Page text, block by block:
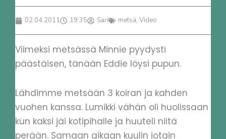
02.04.2011 19:35 Sari metsä, Video
Viimeksi metsässä Minnie pyydysti
päästäisen, tänään Eddie löysi pupun.
Lähdimme metsään 3 koiran ja kahden
vuohen kanssa. Lumikki vähän oli huolissaan
kun kaksi jäi kotipihalle ja huuteli niitä
perään. Samaan aikaan kuulin jotain